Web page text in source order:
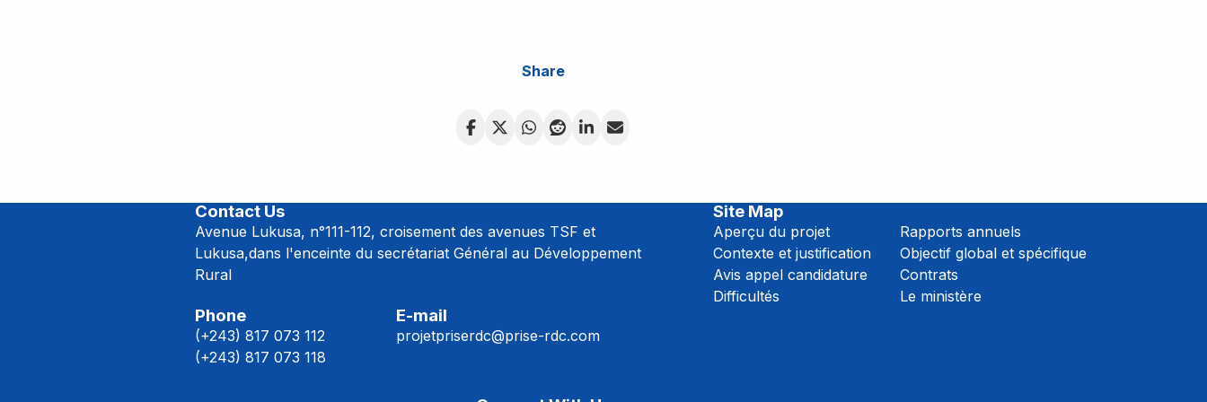
Share
Contact Us
Avenue Lukusa, n°111-112, croisement des avenues TSF et
Lukusa,dans l'enceinte du secrétariat Général au Développement
Rural
Phone
(+243) 817 073 112
(+243) 817 073 118
E-mail
projetpriserdc@prise-rdc.com
Site Map
Aperçu du projet
Rapports annuels
Contexte et justification
Objectif global et spécifique
Avis appel candidature
Contrats
Difficultés
Le ministère